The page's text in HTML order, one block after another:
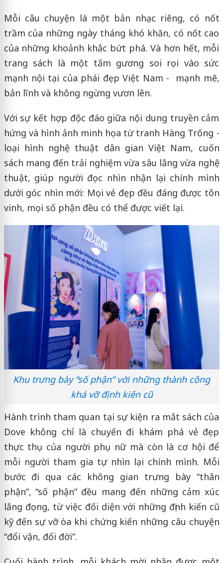
Mỗi câu chuyện là một bản nhạc riêng, có nốt
trầm của những ngày tháng khó khăn, có nốt cao
của những khoảnh khắc bứt phá. Và hơn hết, mỗi
trang sách là một tấm gương soi rọi vào sức
mạnh nội tại của phái đẹp Việt Nam - mạnh mẽ,
bản lĩnh và không ngừng vươn lên.
Với sự kết hợp độc đáo giữa nội dung truyền cảm
hứng và hình ảnh minh họa từ tranh Hàng Trống -
loại hình nghệ thuật dân gian Việt Nam, cuốn
sách mang đến trải nghiệm vừa sâu lắng vừa nghệ
thuật, giúp người đọc nhìn nhận lại chính mình
dưới góc nhìn mới: Mọi vẻ đẹp đều đáng được tôn
vinh, mọi số phận đều có thể được viết lại.
Khu trưng bày “số phận” với những thành công
khá vỡ định kiến cũ
Hành trình tham quan tại sự kiện ra mắt sách của
Dove không chỉ là chuyến đi khám phá vẻ đẹp
thực thụ của người phụ nữ mà còn là cơ hội để
mỗi người tham gia tự nhìn lại chính mình. Mỗi
bước đi qua các không gian trưng bày “thân
phận”, “số phận” đều mang đến những cảm xúc
lắng đọng, từ việc đối diện với những định kiến cũ
kỹ đến sự vỡ òa khi chứng kiến những câu chuyện
“đổi vận, đổi đời”.